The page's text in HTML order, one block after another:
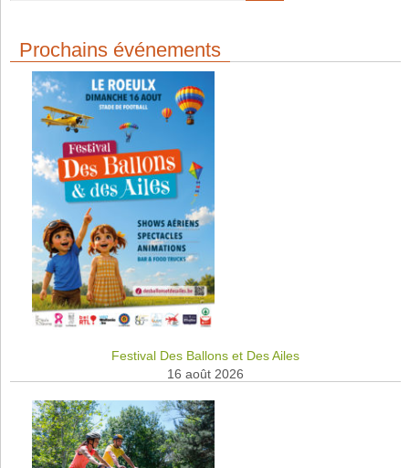
Prochains événements
Festival Des Ballons et Des Ailes
16 août 2026